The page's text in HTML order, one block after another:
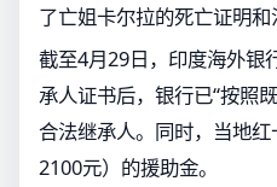
了亡姐卡尔拉的死亡证明和
截至4月29日，印度海外银
承人证书后，银行已“按照
合法继承人。同时，当地
2100元）的援助金。